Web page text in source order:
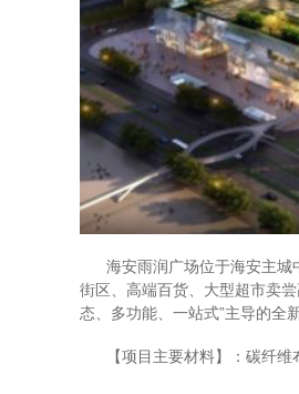
海安雨润广场位于海安主城
街区、 高端百货、大型超市卖
态、多功能、一站式”主导的全
【项目主要材料】：碳纤维